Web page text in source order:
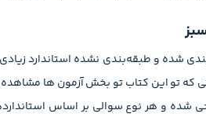
شده و طبقه‌بندی نشده استاندارد زیادی
که تو این کتاب تو بخش آزمون ها
شده و هر نوع سوالی بر اساس